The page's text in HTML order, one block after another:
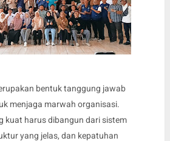
bentuk tanggung jawab
menjaga marwah organisasi.
kuat harus dibangun dari sistem
yang jelas, dan kepatuhan